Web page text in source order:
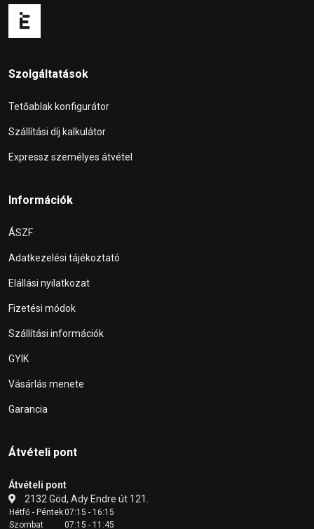
Szolgáltatások
Tetőablak konfigurátor
Szállítási díj kalkulátor
Expressz személyes átvétel
Információk
ÁSZF
Adatkezelési tájékoztató
Elállási nyilatkozat
Fizetési módok
Szállítási információk
GYIK
Vásárlás menete
Garancia
Átvételi pont
Átvételi pont
2132 Göd, Ady Endre út 121.
Hétfő - Péntek07:15 - 16:15
Szombat
07:15 - 11:45